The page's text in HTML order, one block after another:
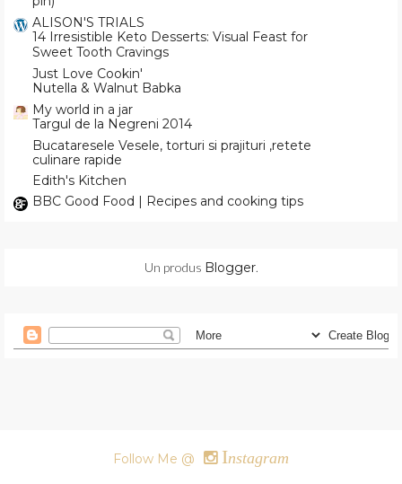
ALISON'S TRIALS
14 Irresistible Keto Desserts: Visual Feast for
Sweet Tooth Cravings
Just Love Cookin'
Nutella & Walnut Babka
My world in a jar
Targul de la Negreni 2014
Bucataresele Vesele, torturi si prajituri ,retete
culinare rapide
Edith's Kitchen
BBC Good Food | Recipes and cooking tips
Un produs Blogger.
Follow Me @ Instagram